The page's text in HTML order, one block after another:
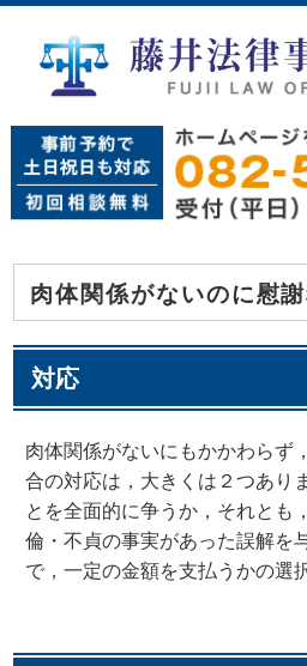
肉体関係がないのに慰
対応
肉体関係がないにもかかわらず
合の対応は，大きくは２つあり
とを全面的に争うか，それとも
倫・不貞の事実があった誤解を
で，一定の金額を支払うかの選